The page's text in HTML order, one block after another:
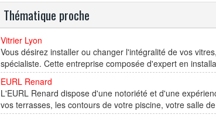
Thématique proche
Vitrier Lyon
Vous désirez installer ou changer l'intégralité de vos
spécialiste. Cette entreprise composée d'expert en
EURL Renard
L'EURL Renard dispose d'une notoriété et d'une
vos terrasses, les contours de votre piscine, votre salle